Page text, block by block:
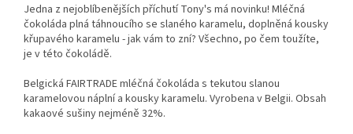
Jedna z nejoblíbenějších příchutí Tony's má novinku! Mléčná
čokoláda plná táhnoucího se slaného karamelu, doplněná kousky
křupavého karamelu - jak vám to zní? Všechno, po čem toužíte,
je v této čokoládě.
Belgická FAIRTRADE mléčná čokoláda s tekutou slanou
karamelovou náplní a kousky karamelu. Vyrobena v Belgii. Obsah
kakaové sušiny nejméně 32%.